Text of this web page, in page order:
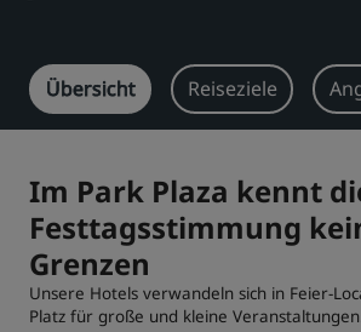
Verbundene Marken in China
J. Jin Jiang
Hotels im Stadtzentrum
Besuchen Sie unseren Blog
Übersicht Reiseziele
Im Park Plaza kennt
Festtagsstimmung
Grenzen
Unsere Hotels verwandeln sich in Feier-
Platz für große und kleine